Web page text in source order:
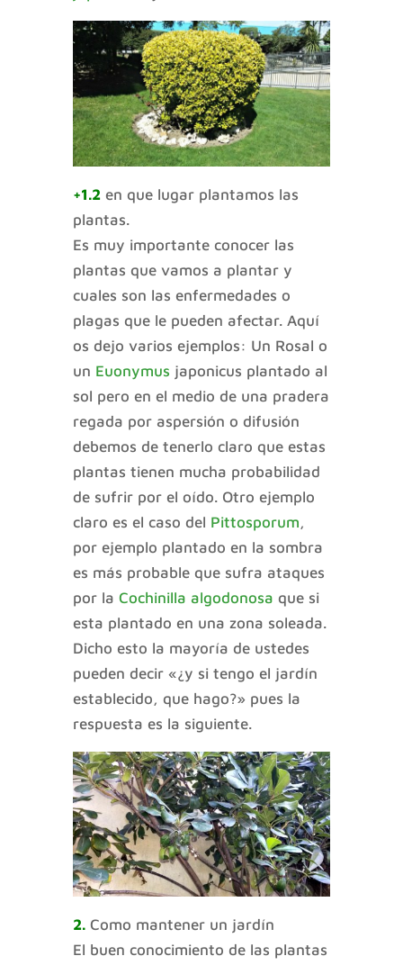
+1.2en que lugar plantamos las
plantas.
Es muy importante conocer las
plantas que vamos a plantar y
cuales son las enfermedades o
plagas que le pueden afectar. Aquí
os dejo varios ejemplos: Un Rosal o
un Euonymus japonicus plantado al
sol pero en el medio de una pradera
regada por aspersión o difusión
debemos de tenerlo claro que estas
plantas tienen mucha probabilidad
de sufrir por el oído. Otro ejemplo
claro es el caso del Pittosporum,
por ejemplo plantado en la sombra
es más probable que sufra ataques
por la Cochinilla algodonosa que si
esta plantado en una zona soleada.
Dicho esto la mayoría de ustedes
pueden decir «¿y si tengo el jardín
establecido, que hago?» pues la
respuesta es la siguiente.
2. Como mantener un jardín
El buen conocimiento de las plantas